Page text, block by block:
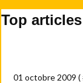
Top articles
01 octobre 2009 (